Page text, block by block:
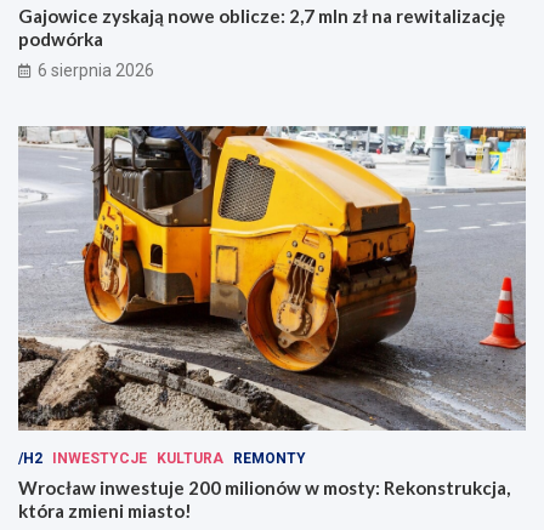
Gajowice zyskają nowe oblicze: 2,7 mln zł na rewitalizację
podwórka
6 sierpnia 2026
/H2 INWESTYCJE KULTURA REMONTY
Wrocław inwestuje 200 milionów w mosty: Rekonstrukcja,
która zmieni miasto!